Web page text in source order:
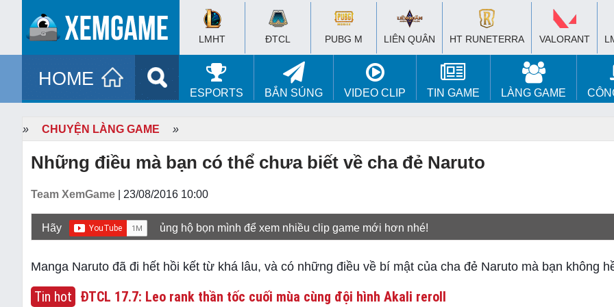
LMHT ĐTCL PUBG M LIÊN QUÂN HT RUNETERRA VALORANT
HOME
ESPORTS BẮN SÚNG VIDEO CLIP TIN GAME LÀNG GAME
» CHUYỆN LÀNG GAME »
Những điều mà bạn có thể chưa biết về cha đẻ Naruto
Team XemGame | 23/08/2016 10:00
Hãy ủng hộ bọn mình để xem nhiều clip game mới hơn nhé!
Manga Naruto đã đi hết hồi kết từ khá lâu, và có những điều về bí mật của cha đẻ Naruto mà bạn không
Tin hot ĐTCL 17.7: Leo rank thần tốc cuối mùa cùng đội hình Akali reroll